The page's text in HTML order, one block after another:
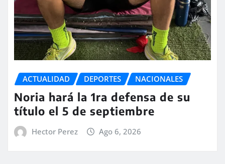
ACTUALIDAD DEPORTES NACIONALES
Noria hará la 1ra defensa de su
título el 5 de septiembre
Hector Perez Ago 6, 2026